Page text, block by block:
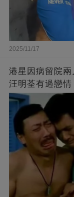
2025/11/17
港星因病留院
汪明荃有過戀情